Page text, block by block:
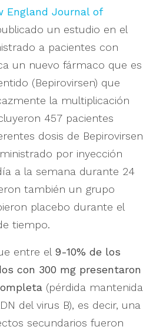
England Journal of
un estudio en el
a pacientes con
un nuevo fármaco que es
(Bepirovirsen) que
la multiplicación
457 pacientes
dosis de Bepirovirsen
por inyección
a la semana durante 24
también un grupo
placebo durante el
tiempo.
entre el 9-10% de los
con 300 mg presentaron
(pérdida mantenida
del virus B), es decir, una
secundarios fueron